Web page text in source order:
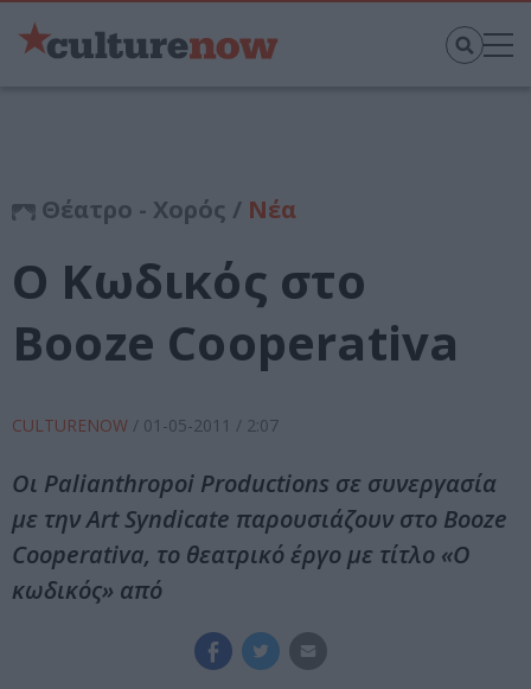
Θέατρο - Χορός / Νέα
O Κωδικός στο
Booze Cooperativa
CULTURENOW / 01-05-2011 / 2:07
Οι Palianthropoi Productions σε συνεργασία
με την Art Syndicate παρουσιάζουν στο Booze
Cooperativa, το θεατρικό έργο με τίτλο «Ο
κωδικός» από